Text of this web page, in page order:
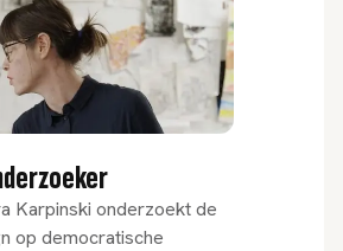
Karpinski onderzoekt de
op democratische